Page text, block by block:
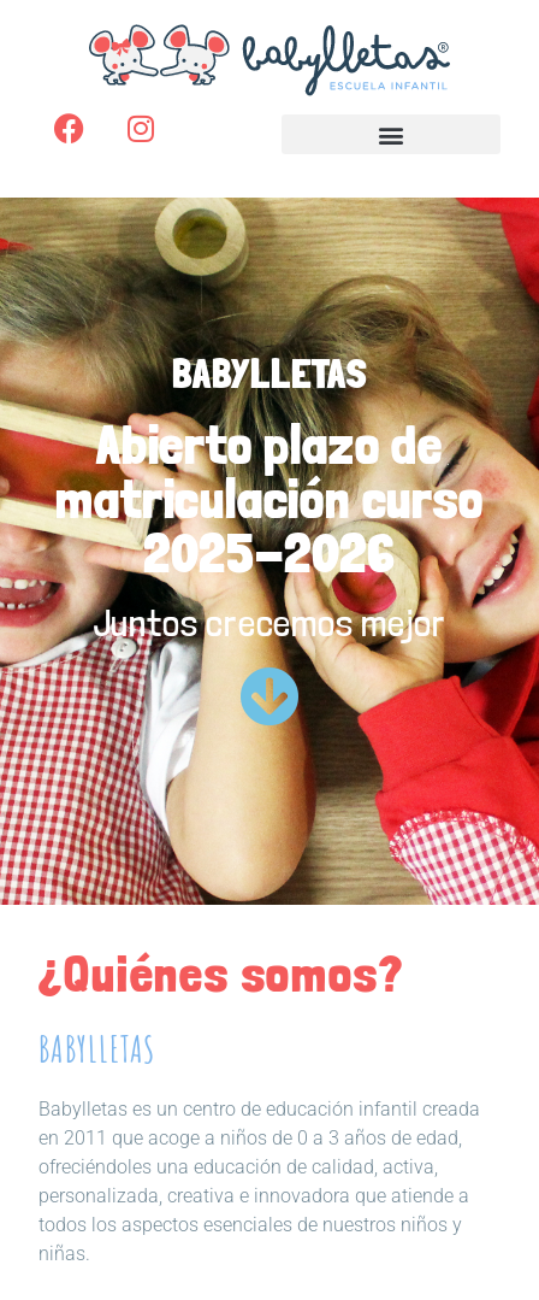
BABYLLETAS
Abierto plazo de
matriculación curso
2025-2026
Juntos crecemos mejor
¿Quiénes somos?
BABYLLETAS
Babylletas es un centro de educación infantil creada
en 2011 que acoge a niños de 0 a 3 años de edad,
ofreciéndoles una educación de calidad, activa,
personalizada, creativa e innovadora que atiende a
todos los aspectos esenciales de nuestros niños y
niñas.